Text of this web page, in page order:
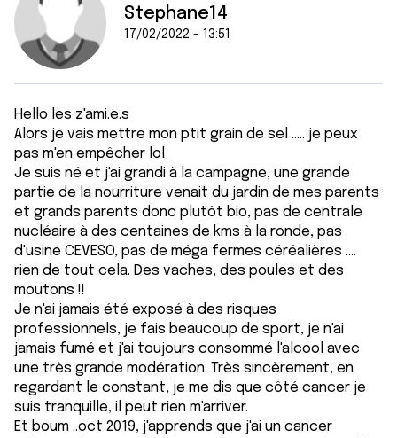
Stephane14
17/02/2022 - 13:51
Hello les z'ami.e.s
Alors je vais mettre mon ptit grain de sel ..... je peux
pas m'en empêcher lol
Je suis né et j'ai grandi à la campagne, une grande
partie de la nourriture venait du jardin de mes parents
et grands parents donc plutôt bio, pas de centrale
nucléaire à des centaines de kms à la ronde, pas
d'usine CEVESO, pas de méga fermes céréalières ....
rien de tout cela. Des vaches, des poules et des
moutons !!
Je n'ai jamais été exposé à des risques
professionnels, je fais beaucoup de sport, je n'ai
jamais fumé et j'ai toujours consommé l'alcool avec
une très grande modération. Très sincèrement, en
regardant le constant, je me dis que côté cancer je
suis tranquille, il peut rien m'arriver.
Et boum ..oct 2019, j'apprends que j'ai un cancer